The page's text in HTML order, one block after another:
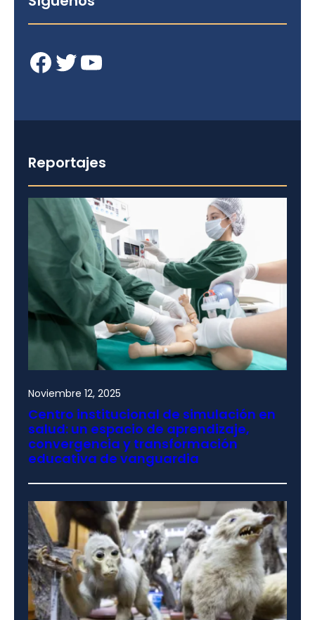
Facebook Twitter YouTube
Reportajes
Noviembre 12, 2025
Centro institucional de simulación en
salud: un espacio de aprendizaje,
convergencia y transformación
educativa de vanguardia